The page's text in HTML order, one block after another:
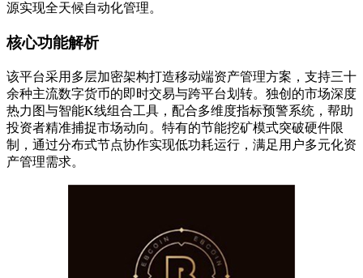
源实现全天候自动化管理。
核心功能解析
该平台采用多层加密架构打造移动端资产管理方案，支持三十
余种主流数字货币的即时交易与跨平台划转。独创的市场深度
热力图与智能K线组合工具，配合多维度指标预警系统，帮助
投资者精准捕捉市场动向。特有的节能挖矿模式突破硬件限
制，通过分布式节点协作实现低功耗运行，满足用户多元化资
产管理需求。